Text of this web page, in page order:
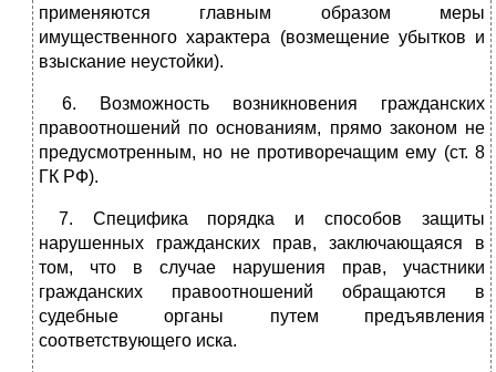
применяются главным образом меры
имущественного характера (возмещение убытков и
взыскание неустойки).
6. Возможность возникновения гражданских
правоотношений по основаниям, прямо законом не
предусмотренным, но не противоречащим ему (ст. 8
ГК РФ).
7. Специфика порядка и способов защиты
нарушенных гражданских прав, заключающаяся в
том, что в случае нарушения прав, участники
гражданских правоотношений обращаются в
судебные органы путем предъявления
соответствующего иска.